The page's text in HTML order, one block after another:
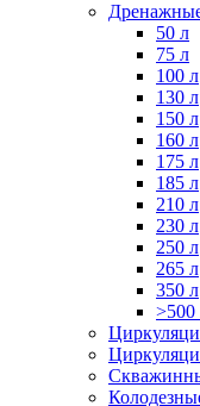
50 л
75 л
100 л
130 л
150 л
160 л
175 л
185 л
210 л
230 л
250 л
265 л
350 л
>500